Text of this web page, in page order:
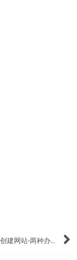
WordPress创建网站-两种办法创建Privacy Policy页面